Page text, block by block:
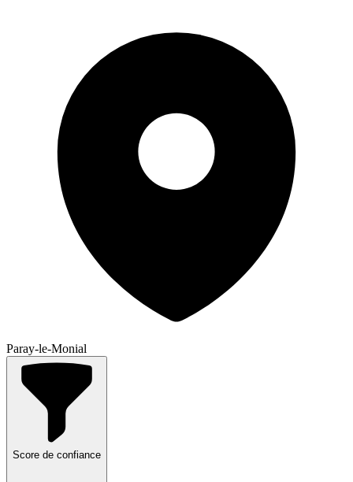
Paray-le-Monial
Score de confiance